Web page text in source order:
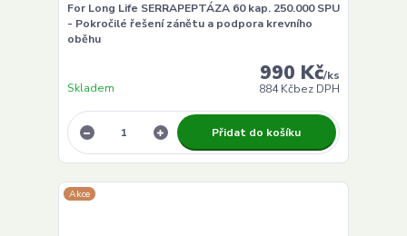
For Long Life SERRAPEPTÁZA 60 kap. 250.000 SPU
- Pokročilé řešení zánětu a podpora krevního
oběhu
990 Kč/ks
884 Kčbez DPH
Skladem
Přidat do košíku
Akce